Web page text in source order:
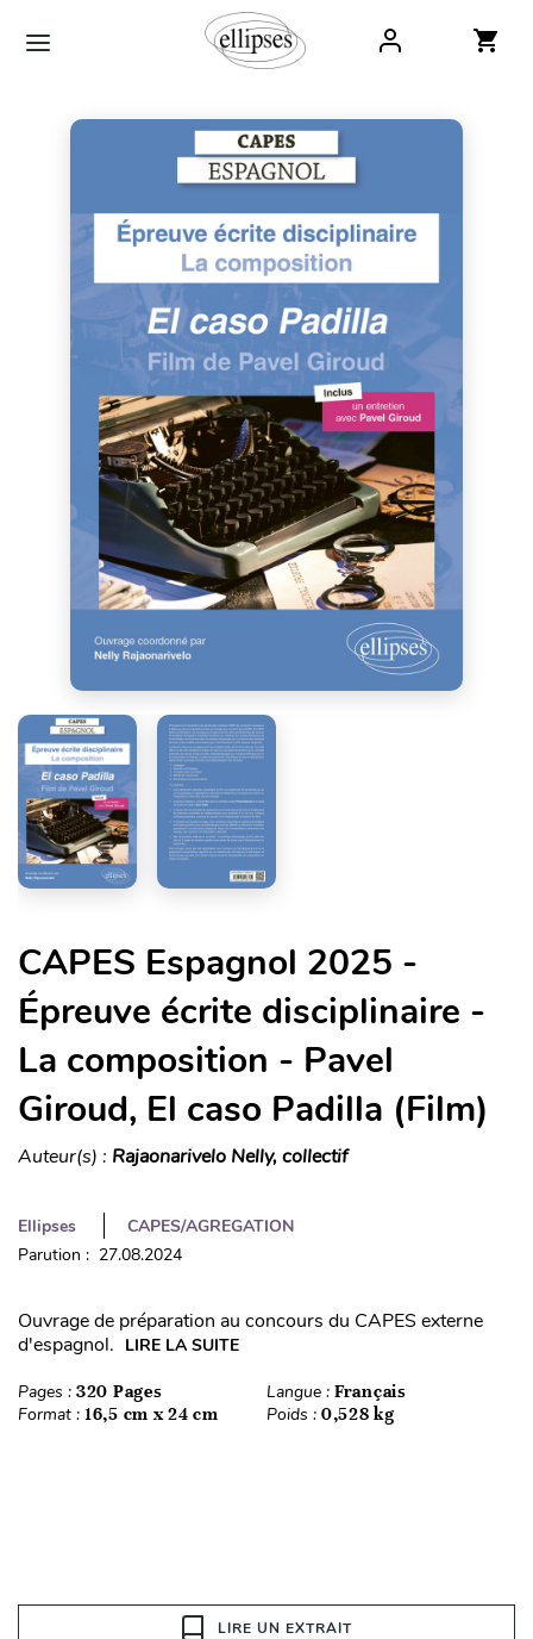
CAPES Espagnol 2025 -
Épreuve écrite disciplinaire -
La composition - Pavel
Giroud, El caso Padilla (Film)
Auteur(s) : Rajaonarivelo Nelly, collectif
Ellipses
CAPES/AGREGATION
Parution : 27.08.2024
Ouvrage de préparation au concours du CAPES externe
d'espagnol. LIRE LA SUITE
Pages : 320 Pages Langue : Français
Format : 16,5 cm x 24 cm Poids : 0,528 kg
LIRE UN EXTRAIT